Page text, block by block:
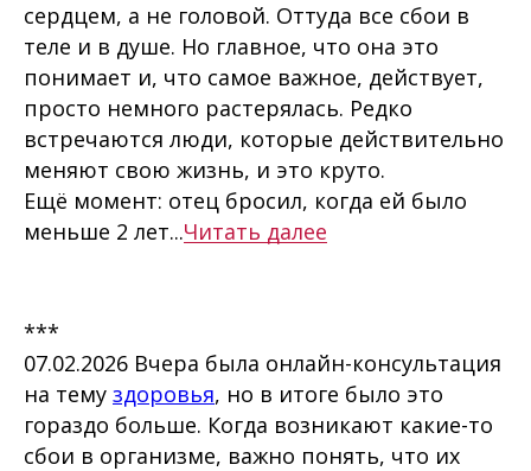
сердцем, а не головой. Оттуда все сбои в
теле и в душе. Но главное, что она это
понимает и, что самое важное, действует,
просто немного растерялась. Редко
встречаются люди, которые действительно
меняют свою жизнь, и это круто.
Ещё момент: отец бросил, когда ей было
меньше 2 лет...Читать далее
***
07.02.2026 Вчера была онлайн-консультация
на тему здоровья, но в итоге было это
гораздо больше. Когда возникают какие-то
сбои в организме, важно понять, что их